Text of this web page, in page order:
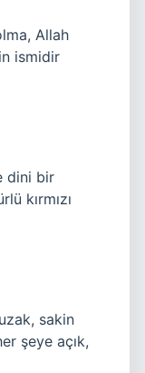
Allah
ismidir
dini bir
kırmızı
sakin
şeye açık,